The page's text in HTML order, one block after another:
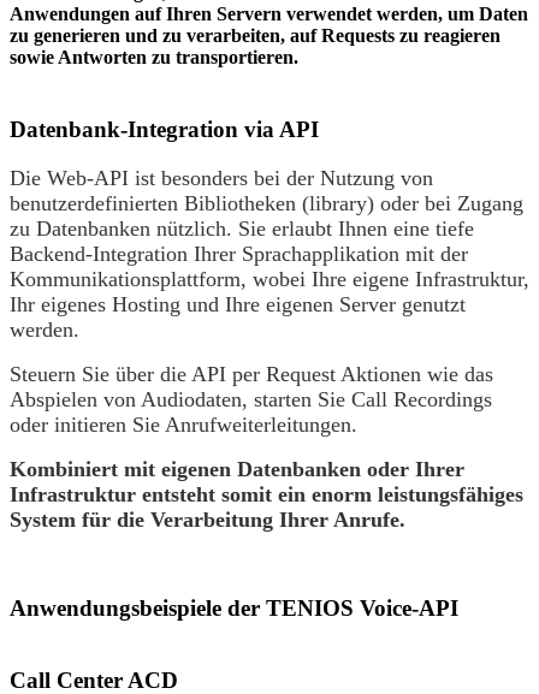
Anwendungen auf Ihren Servern verwendet werden, um Daten
zu generieren und zu verarbeiten, auf Requests zu reagieren
sowie Antworten zu transportieren.
Datenbank-Integration via API
Die Web-API ist besonders bei der Nutzung von
benutzerdefinierten Bibliotheken (library) oder bei Zugang
zu Datenbanken nützlich. Sie erlaubt Ihnen eine tiefe
Backend-Integration Ihrer Sprachapplikation mit der
Kommunikationsplattform, wobei Ihre eigene Infrastruktur,
Ihr eigenes Hosting und Ihre eigenen Server genutzt
werden.
Steuern Sie über die API per Request Aktionen wie das
Abspielen von Audiodaten, starten Sie Call Recordings
oder initieren Sie Anrufweiterleitungen.
Kombiniert mit eigenen Datenbanken oder Ihrer
Infrastruktur entsteht somit ein enorm leistungsfähiges
System für die Verarbeitung Ihrer Anrufe.
Anwendungsbeispiele der TENIOS Voice-API
Call Center ACD